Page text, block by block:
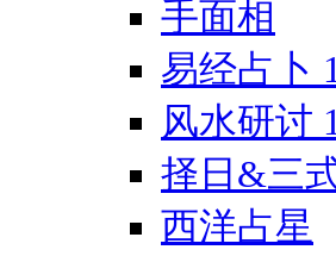
手面相
易经占卜 1
风水研讨 1
择日&三
西洋占星